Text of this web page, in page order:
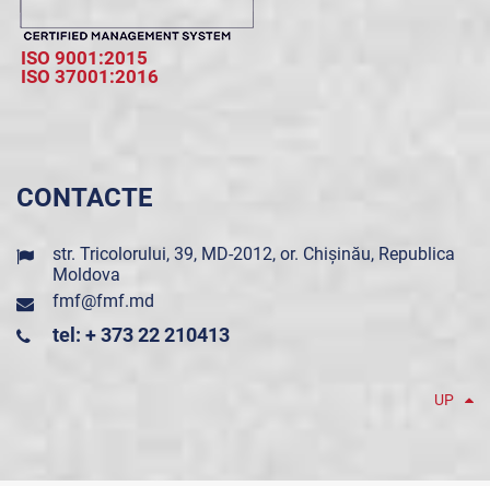
ISO 9001:2015
ISO 37001:2016
CONTACTE
str. Tricolorului, 39, MD-2012, or. Chișinău, Republica
Moldova
fmf@fmf.md
tel: + 373 22 210413
UP